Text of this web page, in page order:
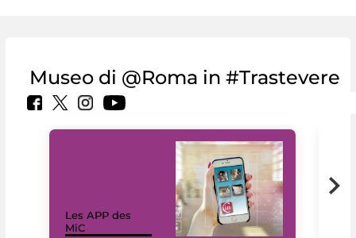
Museo di @Roma in #Trastevere
Les APP des
MiC